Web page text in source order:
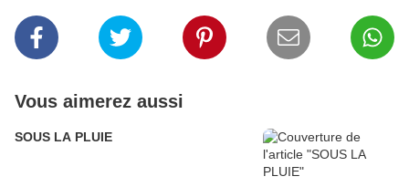
Vous aimerez aussi
SOUS LA PLUIE